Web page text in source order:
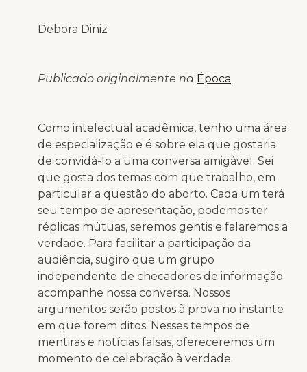
Debora Diniz
Publicado originalmente na Época
Como intelectual acadêmica, tenho uma área
de especialização e é sobre ela que gostaria
de convidá-lo a uma conversa amigável. Sei
que gosta dos temas com que trabalho, em
particular a questão do aborto. Cada um terá
seu tempo de apresentação, podemos ter
réplicas mútuas, seremos gentis e falaremos a
verdade. Para facilitar a participação da
audiência, sugiro que um grupo
independente de checadores de informação
acompanhe nossa conversa. Nossos
argumentos serão postos à prova no instante
em que forem ditos. Nesses tempos de
mentiras e notícias falsas, ofereceremos um
momento de celebração à verdade.